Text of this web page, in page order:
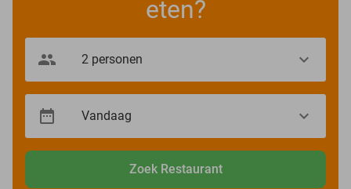
eten?
Zoek Restaurant